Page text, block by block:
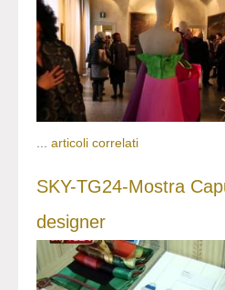
articoli correlati
SKY-TG24-Mostra
designer